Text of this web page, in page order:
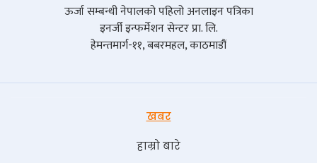
ऊर्जा सम्बन्धी नेपालको पहिलो अनलाइन पत्रिका
इनर्जी इन्फर्मेशन सेन्टर प्रा. लि.
हेमन्तमार्ग-११, बबरमहल, काठमाडौं
खबर
हाम्रो बारे